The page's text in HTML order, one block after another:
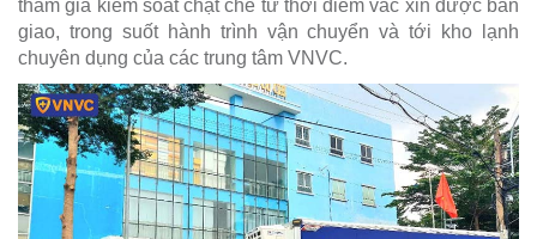
tham gia kiểm soát chặt chẽ từ thời điểm vắc xin được bàn
giao, trong suốt hành trình vận chuyển và tới kho lạnh
chuyên dụng của các trung tâm VNVC.